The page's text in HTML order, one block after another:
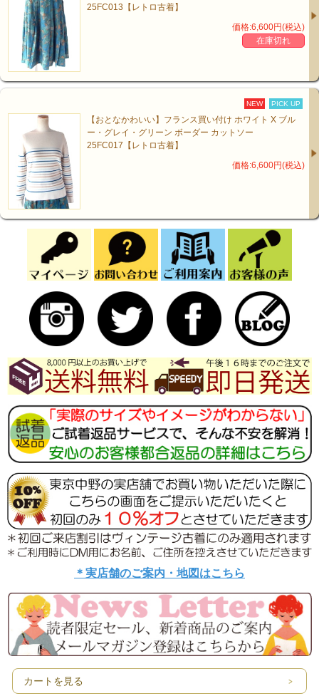
25FC013【レトロ古着】
価格:6,600円(税込)
在庫切れ
NEW PICK UP
【おとなかわいい】フランス買い付け ホワイト X ブル
ー・グレイ・グリーン ボーダー カットソー
25FC017【レトロ古着】
価格:6,600円(税込)
＊実店舗のご案内・地図はこちら
カートを見る